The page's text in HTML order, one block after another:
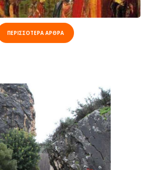
ΠΕΡΙΣΣΟΤΕΡΑ ΑΡΘΡΑ